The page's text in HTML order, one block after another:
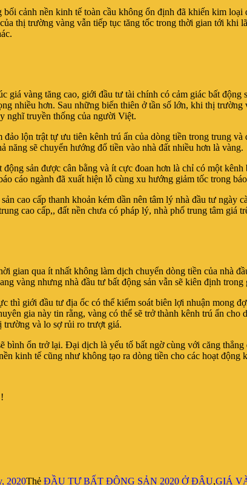
cảnh nền kinh tế toàn cầu không ổn định đã khiến kim
thị trường vàng vẫn tiếp tục tăng tốc trong thời gian tới khi
vàng tăng cao, giới đầu tư tài chính có cảm giác bất
nhiều hơn. Sau những biến thiên ở tần số lớn, khi thị
nghĩ truyền thống của người Việt.
lộn trật tự ưu tiên kênh trú ẩn của dòng tiền trong trung
sẽ chuyển hướng đổ tiền vào nhà đất nhiều hơn là vàng.
sản được cân bằng và ít cực đoan hơn là chỉ có một
cáo ngành đã xuất hiện lỗ cùng xu hướng giảm tốc trong
cao cấp thanh khoản kém dần nên tâm lý nhà đầu tư ngày
cao cấp,, đất nền chưa có pháp lý, nhà phố trung tâm giá
gian qua ít nhất không làm dịch chuyển dòng tiền của nhà
vàng nhưng nhà đầu tư bất động sản vẫn sẽ kiên định trong
giới đầu tư địa ốc có thể kiểm soát biên lợi nhuận mong
gia này tin rằng, vàng có thể sẽ trở thành kênh trú ẩn
trường và lo sợ rủi ro trượt giá.
bình ổn trở lại. Đại dịch là yếu tố bất ngờ cùng với căng
kinh tế cũng như không tạo ra dòng tiền cho các hoạt
2020Thẻ ĐẦU TƯ BẤT ĐỘNG SẢN 2020 Ở ĐÂU,GIÁ